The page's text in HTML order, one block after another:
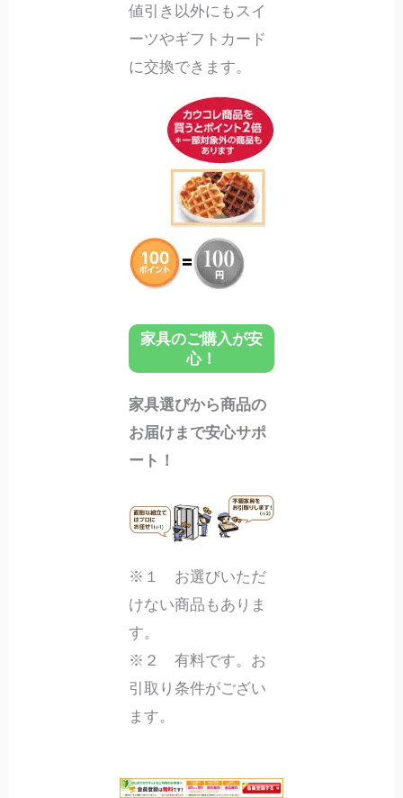
値引き以外にもスイ
ーツやギフトカード
に交換できます。
家具のご購入が安
心！
家具選びから商品の
お届けまで安心サポ
ート！
※１ お選びいただ
けない商品もありま
す。
※２ 有料です。お
引取り条件がござい
ます。